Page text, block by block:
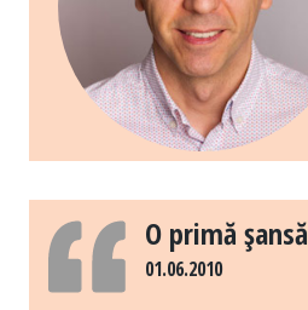
O primă şansă
01.06.2010